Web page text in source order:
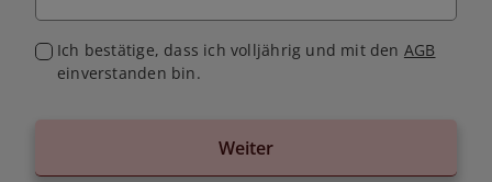
Ich bestätige, dass ich volljährig und mit den AGB
einverstanden bin.
Weiter